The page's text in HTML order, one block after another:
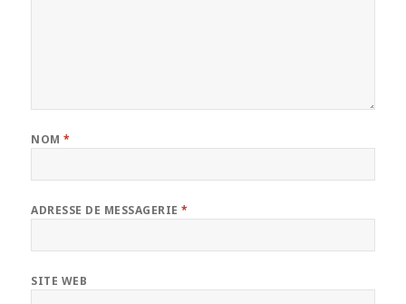
NOM*
ADRESSE DE MESSAGERIE*
SITE WEB